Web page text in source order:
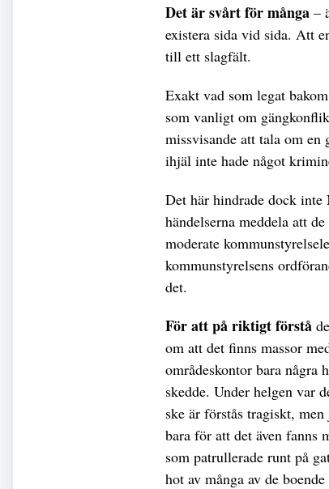
Det är svårt för många –
existera sida vid sida. Att
till ett slagfält.
Exakt vad som legat
som vanligt om
missvisande att tala om
ihjäl inte hade något
Det här hindrade dock inte
händelserna meddela att
moderate
kommunstyrelsens
det.
För att på riktigt förstå
om att det finns massor
områdeskontor bara några
skedde. Under helgen var
ske är förstås tragiskt,
bara för att det även fanns
som patrullerade runt på
hot av många av de